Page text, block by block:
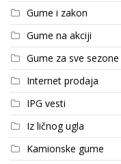
Gume i zakon
Gume na akciji
Gume za sve sezone
Internet prodaja
IPG vesti
Iz ličnog ugla
Kamionske gume